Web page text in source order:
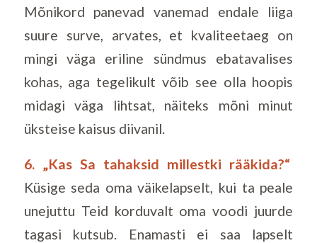
Mõnikord panevad vanemad endale liiga
suure surve, arvates, et kvaliteetaeg on
mingi väga eriline sündmus ebatavalises
kohas, aga tegelikult võib see olla hoopis
midagi väga lihtsat, näiteks mõni minut
üksteise kaisus diivanil.
6. „Kas Sa tahaksid millestki rääkida?“
Küsige seda oma väikelapselt, kui ta peale
unejuttu Teid korduvalt oma voodi juurde
tagasi kutsub. Enamasti ei saa lapselt